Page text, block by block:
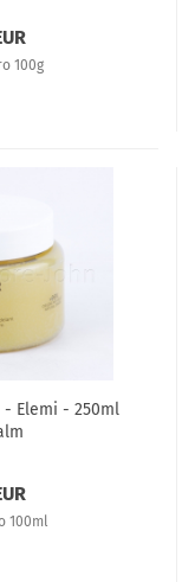
100g
Elemi - 250ml
100ml